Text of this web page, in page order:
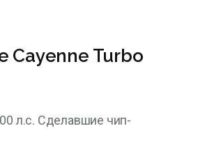
Cayenne Turbo
л.с. Сделавшие чип-